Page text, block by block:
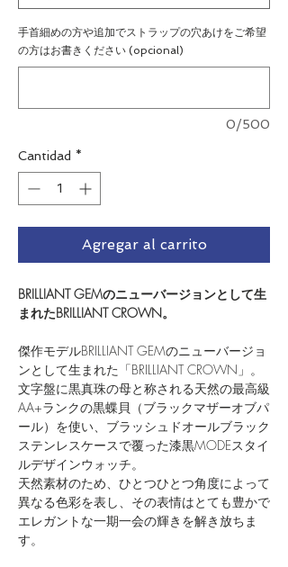
手首細めの方や追加でストラップの穴あけをご希望
の方はお書きください (opcional)
0/500
Cantidad *
Agregar al carrito
BRILLIANT GEMのニューバージョンとして生
まれたBRILLIANT CROWN。
傑作モデルBRILLIANT GEMのニューバージョ
ンとして生まれた「BRILLIANT CROWN」。
文字盤に黒真珠の母と称される天然の最高級
AA+ランクの黒蝶貝（ブラックマザーオブパ
ール）を使い、ブラッシュドオールブラック
ステンレスケースで覆った漆黒MODEスタイ
ルデザインウォッチ。
天然素材のため、ひとつひとつ角度によって
異なる色彩を表し、その表情はとても豊かで
エレガントな一期一会の輝きを解き放ちま
す。